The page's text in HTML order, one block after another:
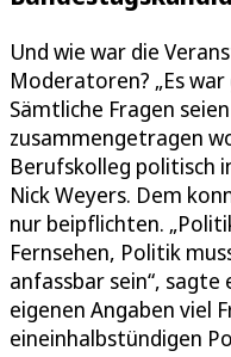
Und wie war die
Moderatoren? „Es
Sämtliche Fragen
zusammengetragen
Berufskolleg politisch
Nick Weyers. Dem
nur beipflichten.
Fernsehen, Politik
anfassbar sein“,
eigenen Angaben viel
eineinhalbstündigen